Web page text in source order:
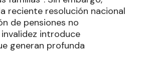
reciente resolución nacional
de pensiones no
introduce
generan profunda